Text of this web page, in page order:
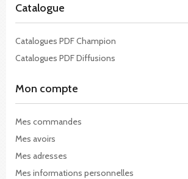
Catalogue
Catalogues PDF Champion
Catalogues PDF Diffusions
Mon compte
Mes commandes
Mes avoirs
Mes adresses
Mes informations personnelles